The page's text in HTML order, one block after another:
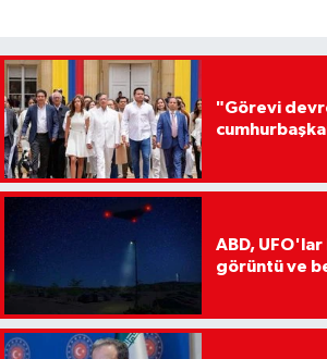
"Görevi
ABD, UFO'lar
görüntü ve